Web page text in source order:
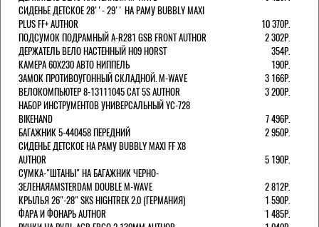
СИДЕНЬЕ ДЕТСКОЕ 28''- 29'' НА РАМУ BUBBLY MAXI
PLUS FF+ AUTHOR
10 370Р.
ПОДСУМОК ПОДРАМНЫЙ A-R281 GSB FRONT AUTHOR
2 302Р.
ДЕРЖАТЕЛЬ ВЕЛО НАСТЕННЫЙ H09 HORST
354Р.
КАМЕРА 60X230 АВТО НИППЕЛЬ
190Р.
ЗАМОК ПРОТИВОУГОННЫЙ СКЛАДНОЙ. M-WAVE
3 166Р.
ВЕЛОКОМПЬЮТЕР 8-13111045 CAT 5S AUTHOR
3 200Р.
НАБОР ИНСТРУМЕНТОВ УНИВЕРСАЛЬНЫЙ YC-728
BIKEHAND
7 496Р.
БАГАЖНИК 5-440458 ПЕРЕДНИЙ
2 950Р.
СИДЕНЬЕ ДЕТСКОЕ НА РАМУ BUBBLY MAXI FF X8
AUTHOR
5 190Р.
СУМКА-"ШТАНЫ" НА БАГАЖНИК ЧЕРНО-
ЗЕЛЕНАЯAMSTERDAM DOUBLE M-WAVE
2 812Р.
КРЫЛЬЯ 26"-28" SKS HIGHTREK 2.0 (ГЕРМАНИЯ)
1 590Р.
ФАРА И ФОНАРЬ AUTHOR
1 485Р.